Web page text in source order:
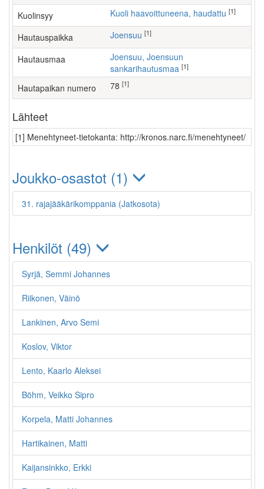
Kuolinsyy Kuoli haavoittuneena, haudattu [1]
Hautauspaikka Joensuu [1]
Hautausmaa
Joensuu, Joensuun
sankarihautusmaa [1]
Hautapaikan numero 78 [1]
Lähteet
[1] Menehtyneet-tietokanta: http://kronos.narc.fi/menehtyneet/
Joukko-osastot (1)
31. rajajääkärikomppania (Jatkosota)
Henkilöt (49)
Syrjä, Semmi Johannes
Riikonen, Väinö
Lankinen, Arvo Semi
Koslov, Viktor
Lento, Kaarlo Aleksei
Böhm, Veikko Sipro
Korpela, Matti Johannes
Hartikainen, Matti
Kaijansinkko, Erkki